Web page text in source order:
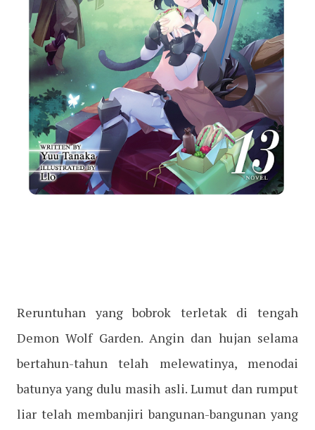
Reruntuhan yang bobrok terletak di tengah
Demon Wolf Garden. Angin dan hujan selama
bertahun-tahun telah melewatinya, menodai
batunya yang dulu masih asli. Lumut dan rumput
liar telah membanjiri bangunan-bangunan yang